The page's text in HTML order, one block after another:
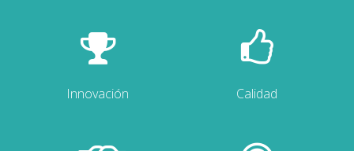
Innovación Calidad